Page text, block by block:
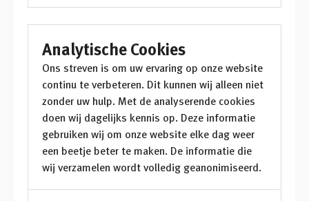
Analytische Cookies
Ons streven is om uw ervaring op onze website
continu te verbeteren. Dit kunnen wij alleen niet
zonder uw hulp. Met de analyserende cookies
doen wij dagelijks kennis op. Deze informatie
gebruiken wij om onze website elke dag weer
een beetje beter te maken. De informatie die
wij verzamelen wordt volledig geanonimiseerd.